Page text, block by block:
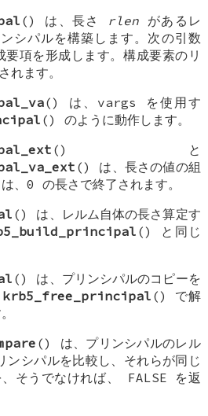
() は、長さ rlen があるレ
シパルを構築します。次の引数
項を形成します。構成要素のリ
れます。
() は、vargs を使用す
() のように動作します。
() と
() は、長さの値の組
、0 の長さで終了されます。
() は、レルム自体の長さ算定す
() と同じ
() は、プリンシパルのコピーを
krb5_free_principal () で解
() は、プリンシパルのレル
シパルを比較し、それらが同じ
そうでなければ、 FALSE を返